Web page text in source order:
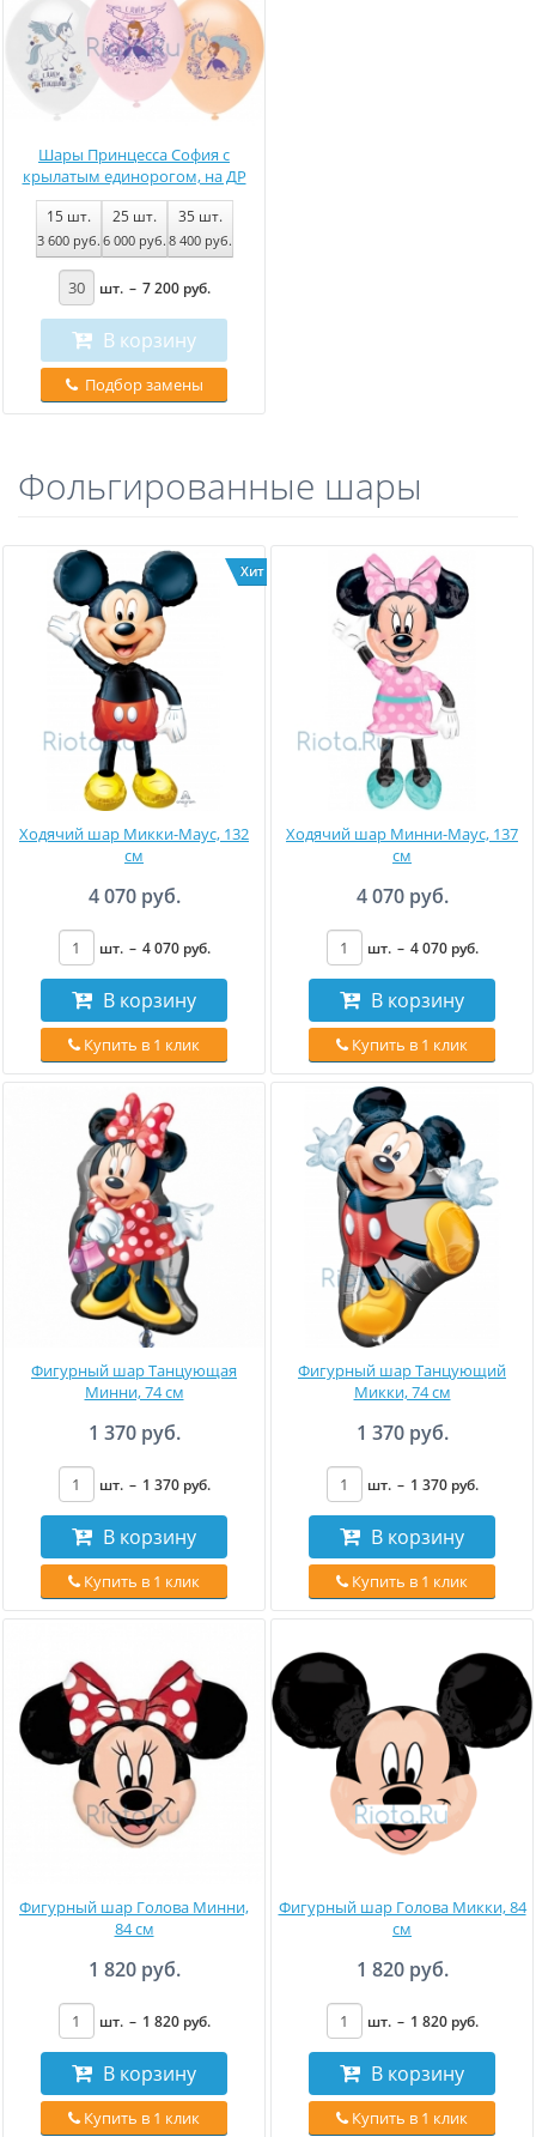
Шары Принцесса София с
крылатым единорогом, на ДР
15шт.
3 600 руб.
25шт.
6 000 руб.
35шт.
8 400 руб.
шт. – 7 200 руб.
В корзину
Подбор замены
Фольгированные шары
Хит
Ходячий шар Микки-Маус, 132
см
4 070 руб.
шт. – 4 070 руб.
В корзину
Купить в 1 клик
Ходячий шар Минни-Маус, 137
см
4 070 руб.
шт. – 4 070 руб.
В корзину
Купить в 1 клик
Фигурный шар Танцующая
Минни, 74 см
1 370 руб.
шт. – 1 370 руб.
В корзину
Купить в 1 клик
Фигурный шар Танцующий
Микки, 74 см
1 370 руб.
шт. – 1 370 руб.
В корзину
Купить в 1 клик
Фигурный шар Голова Минни,
84 см
1 820 руб.
шт. – 1 820 руб.
В корзину
Купить в 1 клик
Фигурный шар Голова Микки, 84
см
1 820 руб.
шт. – 1 820 руб.
В корзину
Купить в 1 клик